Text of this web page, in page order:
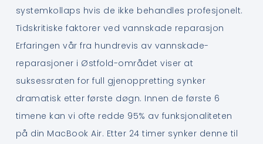
systemkollaps hvis de ikke behandles profesjonelt.
Tidskritiske faktorer ved vannskade reparasjon
Erfaringen vår fra hundrevis av vannskade-
reparasjoner i Østfold-området viser at
suksessraten for full gjenoppretting synker
dramatisk etter første døgn. Innen de første 6
timene kan vi ofte redde 95% av funksjonaliteten
på din MacBook Air. Etter 24 timer synker denne til